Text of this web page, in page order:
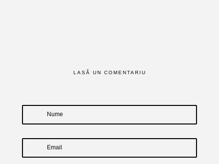
LASĂ UN COMENTARIU
Nume
Email